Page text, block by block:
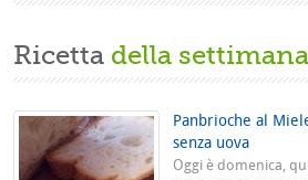
Ricetta della settimana
Panbrioche al
senza uova
Oggi è domenica,